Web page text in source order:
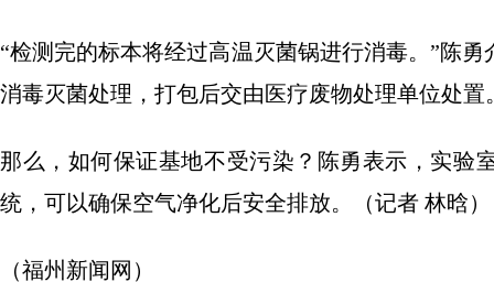
“检测完的标本将经过高温灭菌锅进行消毒。”陈
消毒灭菌处理，打包后交由医疗废物处理单位处置
那么，如何保证基地不受污染？陈勇表示，实验
统，可以确保空气净化后安全排放。（记者 林晗）
（福州新闻网）